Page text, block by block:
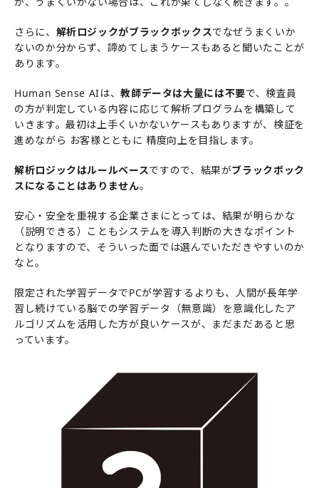
さらに、 解析ロジックがブラックボックスでなぜうまくいか
ないのか分からず、諦めてしまうケースもあると聞いたことが
あります。
Human Sense AIは、教師データは大量には不要で、検査員
の方が判定している内容に応じて解析プログラムを構築して
いきます。最初は上手くいかないケースもありますが、検証を
進めながら お客様とともに 精度向上を目指します。
解析ロジックはルールベースですので、結果がブラックボック
スになることはありません。
安心・安全を重視する企業さまにとっては、結果が明らかな
（説明できる）こともシステムを導入判断の大きなポイント
となりますので、そういった面では選んでいただきやすいのか
なと。
限定された学習データでPCが学習するよりも、人間が長年学
習し続けている脳での学習データ（無意識）を意識化したア
ルゴリズムを活用した方が良いケースが、まだまだあると思
っています。